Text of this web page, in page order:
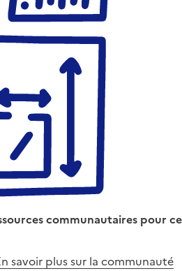
communautaires pour ce
savoir plus sur la communauté